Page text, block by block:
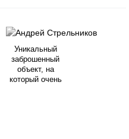
Уникальный
заброшенный
объект, на
который очень